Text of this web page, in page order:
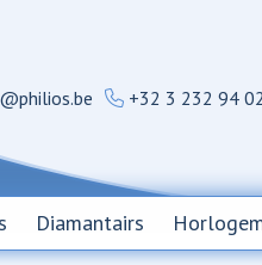
+32 3 232 94 02
Diamantairs